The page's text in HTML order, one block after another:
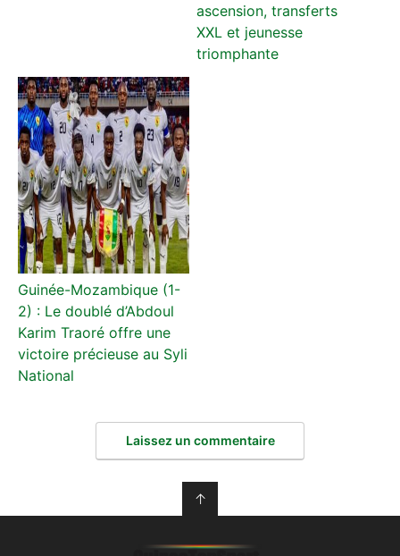
ascension, transferts
XXL et jeunesse
triomphante
Guinée-Mozambique (1-
2) : Le doublé d’Abdoul
Karim Traoré offre une
victoire précieuse au Syli
National
Laissez un commentaire
↑